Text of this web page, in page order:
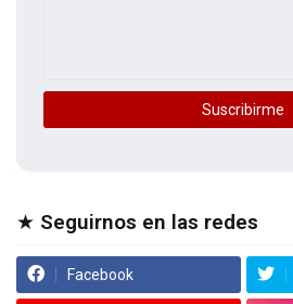
★ Seguirnos en las redes
Facebook